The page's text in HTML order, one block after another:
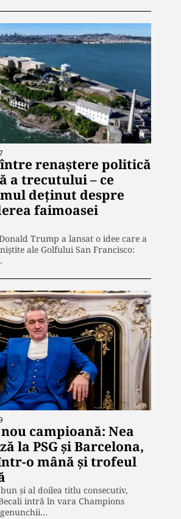
renaștere politică
a trecutului – ce
deținut despre
faimoasei
Trump a lansat o idee care a
ale Golfului San Francisco:
nou campioană: Nea
la PSG și Barcelona,
o mână și trofeul
și al doilea titlu consecutiv,
intră în vara Champions